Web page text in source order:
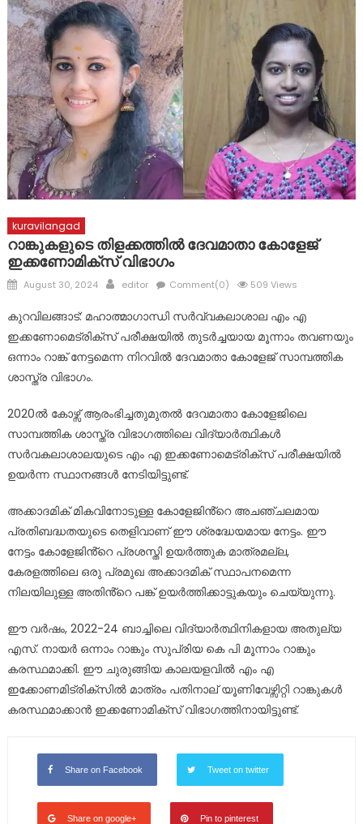
മാലാഖയായി എത്തിയത് മാർ സ്ലീവാ മെഡിസിറ്റിയിലെ നഴ്സ് !
പ്രളയബാധിത പൂഞ്ഞാർ തെക്കേക്കരയെ അവഗണിച്ച
പൊതുമരാമത്ത് മന്ത്രി പി.കെ. ബഷീറിന്റെ നടപടി
പ്രതിഷേധാർഹം ബി ജെ പി
ഈരാറ്റുപേട്ട-വാഗമൺ റോഡിലെ രാത്രികാല യാത്രയ്ക്കും
വിനോദസഞ്ചാരകേന്ദ്രങ്ങലേയ്ക്കുള്ള പ്രവേശനത്തിനും
വിലക്ക്
kuravilangad
റാങ്കുകളുടെ തിളക്കത്തിൽ ദേവമാതാ കോളേജ്
ഇക്കണോമിക്സ് വിഭാഗം
Posted
August 30, 2024 Author
editor Comment(0) 509 Views
കുറവിലങ്ങാട്: മഹാത്മാഗാന്ധി സർവ്വകലാശാല എം എ
ഇക്കണോമെട്രിക്സ് പരീക്ഷയിൽ തുടർച്ചയായ മൂന്നാം തവണയും
ഒന്നാം റാങ്ക് നേട്ടമെന്ന നിറവിൽ ദേവമാതാ കോളേജ് സാമ്പത്തിക
ശാസ്ത്ര വിഭാഗം.
2020ൽ കോഴ്സ് ആരംഭിച്ചതുമുതൽ ദേവമാതാ കോളേജിലെ
സാമ്പത്തിക ശാസ്ത്ര വിഭാഗത്തിലെ വിദ്യാർത്ഥികൾ
സർവകലാശാലയുടെ എം എ ഇക്കണോമെട്രിക്സ് പരീക്ഷയിൽ
ഉയർന്ന സ്ഥാനങ്ങൾ നേടിയിട്ടുണ്ട്.
അക്കാദമിക് മികവിനോടുള്ള കോളേജിൻ്റെ അചഞ്ചലമായ
പ്രതിബദ്ധതയുടെ തെളിവാണ് ഈ ശ്രദ്ധേയമായ നേട്ടം. ഈ
നേട്ടം കോളേജിൻ്റെ പ്രശസ്തി ഉയർത്തുക മാത്രമല്ല,
കേരളത്തിലെ ഒരു പ്രമുഖ അക്കാദമിക് സ്ഥാപനമെന്ന
നിലയിലുള്ള അതിൻ്റെ പങ്ക് ഉയർത്തിക്കാട്ടുകയും ചെയ്യുന്നു.
ഈ വർഷം, 2022-24 ബാച്ചിലെ വിദ്യാർത്ഥിനികളായ അതുല്യ
എസ്. നായർ ഒന്നാം റാങ്കും സുപ്രിയ കെ പി മൂന്നാം റാങ്കും
കരസ്ഥമാക്കി. ഈ ചുരുങ്ങിയ കാലയളവിൽ എം എ
ഇക്കോണമിട്രിക്സിൽ മാത്രം പതിനാല് യൂണിവേഴ്സിറ്റി റാങ്കുകൾ
കരസ്ഥമാക്കാൻ ഇക്കണോമിക്സ് വിഭാഗത്തിനായിട്ടുണ്ട്.
Share on Facebook Tweet on twitter
Share on google+ Pin to pinterest